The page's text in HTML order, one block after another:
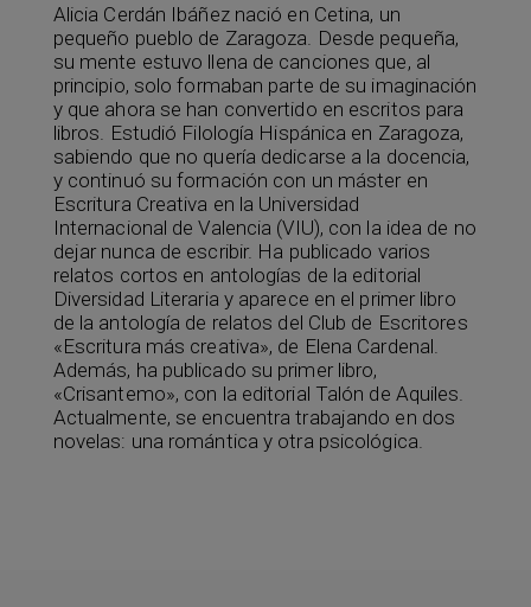
Alicia Cerdán Ibáñez nació en Cetina, un
pequeño pueblo de Zaragoza. Desde pequeña,
su mente estuvo llena de canciones que, al
principio, solo formaban parte de su imaginación
y que ahora se han convertido en escritos para
libros. Estudió Filología Hispánica en Zaragoza,
sabiendo que no quería dedicarse a la docencia,
y continuó su formación con un máster en
Escritura Creativa en la Universidad
Internacional de Valencia (VIU), con la idea de no
dejar nunca de escribir. Ha publicado varios
relatos cortos en antologías de la editorial
Diversidad Literaria y aparece en el primer libro
de la antología de relatos del Club de Escritores
«Escritura más creativa», de Elena Cardenal.
Además, ha publicado su primer libro,
«Crisantemo», con la editorial Talón de Aquiles.
Actualmente, se encuentra trabajando en dos
novelas: una romántica y otra psicológica.